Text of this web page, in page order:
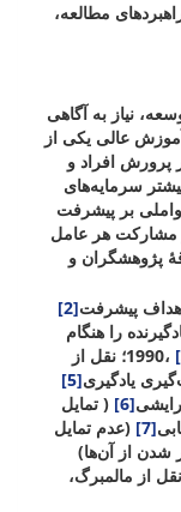
مطالعه،
نیاز به آگاهی
عالی یکی از
پرورش افراد و
سرمایه‌های
بر پیشرفت
مشارکت هر عامل
پژوهشگران و
پیشرفت[2]
را هنگام
،1990؛ نقل از
[5]
[6]
( تمایل
[7]
(عدم تمایل
شدن از آن‌ها)
نقل از مالمبرگ،